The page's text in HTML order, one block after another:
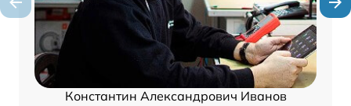
Константин Александрович Иванов